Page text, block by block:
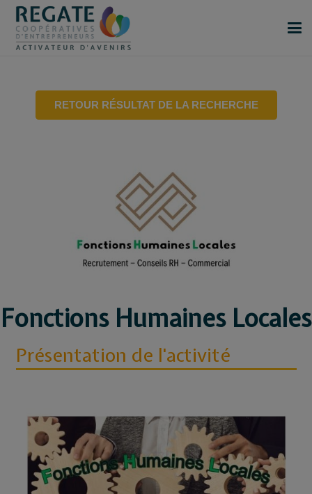
RETOUR RÉSULTAT DE LA RECHERCHE
Fonctions Humaines Locales
Présentation de l'activité